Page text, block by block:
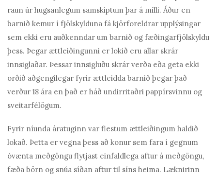
raun úr hugsanlegum samskiptum þar á milli. Áður en
barnið kemur í fjölskylduna fá kjörforeldrar upplýsingar
sem ekki eru auðkenndar um barnið og fæðingarfjölskyldu
þess. Þegar ættleiðingunni er lokið eru allar skrár
innsiglaðar. Þessar innsigluðu skrár verða eða geta ekki
orðið aðgengilegar fyrir ættleidda barnið þegar það
verður 18 ára en það er háð undirritaðri pappírsvinnu og
sveitarfélögum.
Fyrir níunda áratuginn var flestum ættleiðingum haldið
lokað. Þetta er vegna þess að konur sem fara í gegnum
óvænta meðgöngu flytjast einfaldlega aftur á meðgöngu,
fæða börn og snúa síðan aftur til síns heima. Læknirinn